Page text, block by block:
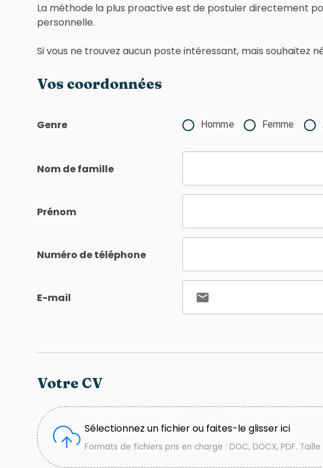
La méthode la plus proactive est de postuler directement
personnelle.
Si vous ne trouvez aucun poste intéressant, mais souhaitez
Vos coordonnées
Genre Homme Femme
Nom de famille
Prénom
Numéro de téléphone
E-mail
Votre CV
Sélectionnez un fichier ou faites-le glisser ici
Formats de fichiers pris en charge : DOC, DOCX, PDF.